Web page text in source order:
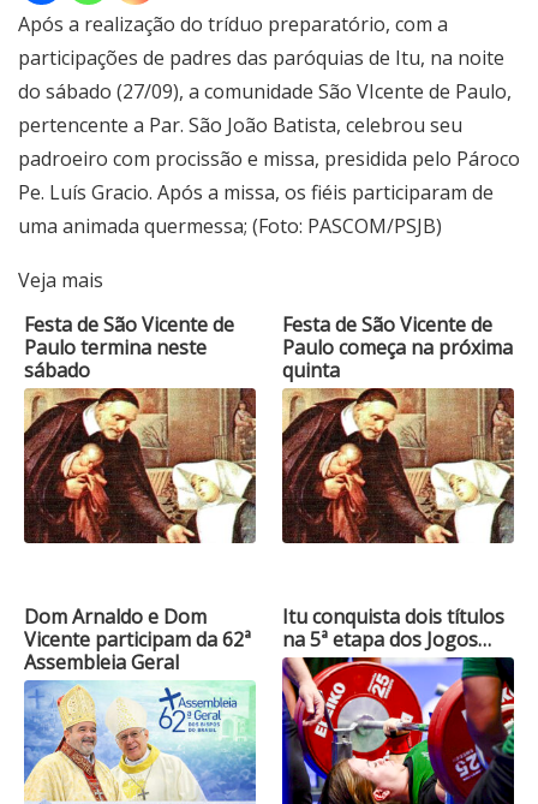
Após a realização do tríduo preparatório, com a
participações de padres das paróquias de Itu, na noite
do sábado (27/09), a comunidade São VIcente de Paulo,
pertencente a Par. São João Batista, celebrou seu
padroeiro com procissão e missa, presidida pelo Pároco
Pe. Luís Gracio. Após a missa, os fiéis participaram de
uma animada quermessa; (Foto: PASCOM/PSJB)
Veja mais
Festa de São Vicente de
Paulo termina neste
sábado
Festa de São Vicente de
Paulo começa na próxima
quinta
Dom Arnaldo e Dom
Vicente participam da 62ª
Assembleia Geral
Itu conquista dois títulos
na 5ª etapa dos Jogos…